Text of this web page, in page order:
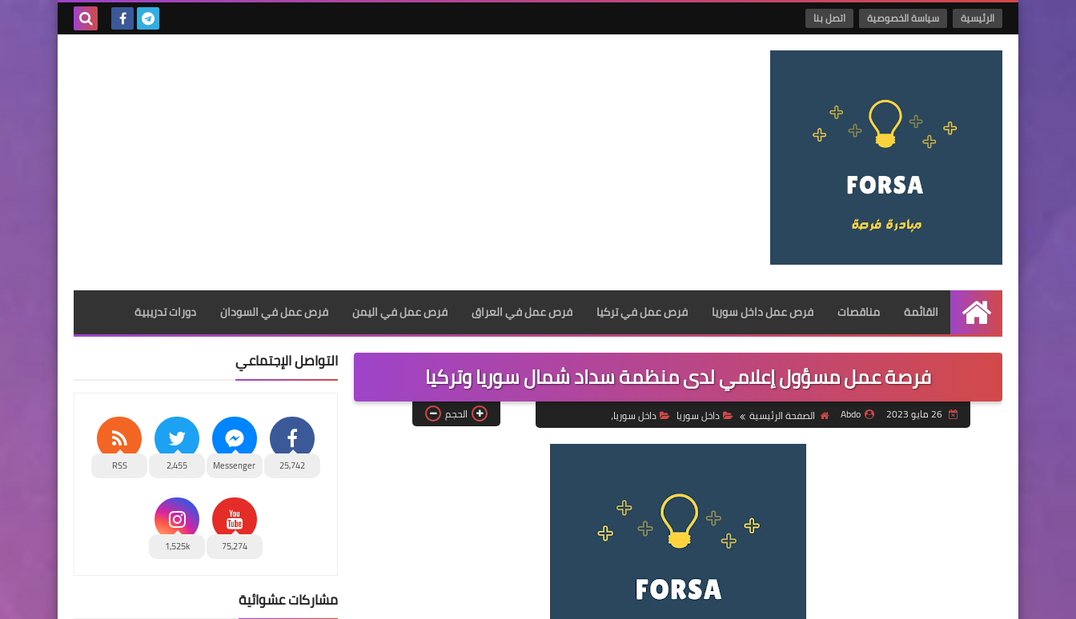
الرئيسية سياسة الخصوصية اتصل بنا
الرئيسية
القائمة مناقصات فرص عمل داخل سوريا فرص عمل في تركيا فرص عمل في العراق فرص عمل في اليمن فرص عمل في السودان دورات تدريبية
فرصة عمل مسؤول إعلامي لدى منظمة سداد شمال سوريا وتركيا
26 مايو 2023 Abdo الصفحة الرئيسية داخل سوريا داخل سوريا، الحجم
التواصل الإجتماعي
25,742
Messenger
2,455
RSS
75,274
1,525k
مشاركات عشوائية